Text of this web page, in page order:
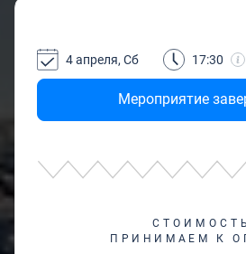
Мероприятие
4 апреля, Сб 17:30
СТОИМОСТЬ
ПРИНИМАЕМ К